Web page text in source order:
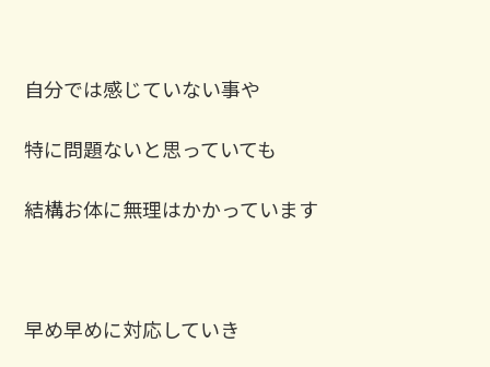
自分では感じていない事や
特に問題ないと思っていても
結構お体に無理はかかっています
早め早めに対応していき